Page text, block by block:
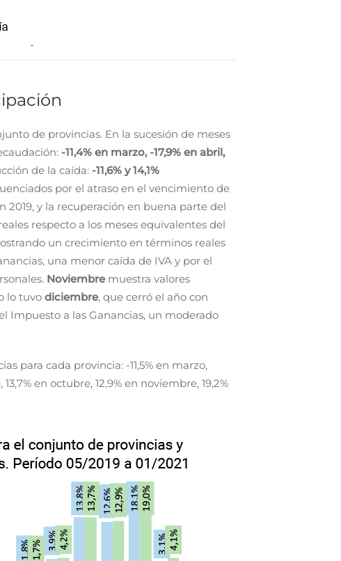
de provincias. En la sucesión de meses
-11,4% en marzo, -17,9% en abril,
de la caída: -11,6% y 14,1%
por el atraso en el vencimiento de
y la recuperación en buena parte del
respecto a los meses equivalentes del
un crecimiento en términos reales
una menor caída de IVA y por el
Noviembre muestra valores
lo tuvo diciembre, que cerró el año con
Impuesto a las Ganancias, un moderado
para cada provincia: -11,5% en marzo,
en octubre, 12,9% en noviembre, 19,2%